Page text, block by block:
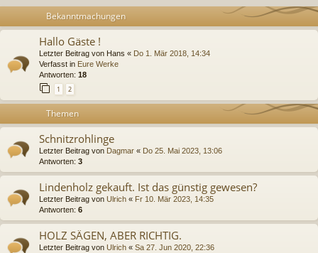
Bekanntmachungen
Hallo Gäste !
Letzter Beitrag von Hans « Do 1. Mär 2018, 14:34
Verfasst in Eure Werke
Antworten: 18
1 2
Themen
Schnitzrohlinge
Letzter Beitrag von Dagmar « Do 25. Mai 2023, 13:06
Antworten: 3
Lindenholz gekauft. Ist das günstig gewesen?
Letzter Beitrag von Ulrich « Fr 10. Mär 2023, 14:35
Antworten: 6
HOLZ SÄGEN, ABER RICHTIG.
Letzter Beitrag von Ulrich « Sa 27. Jun 2020, 22:36